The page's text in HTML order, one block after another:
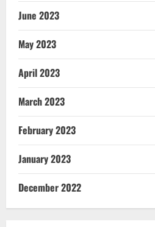
June 2023
May 2023
April 2023
March 2023
February 2023
January 2023
December 2022